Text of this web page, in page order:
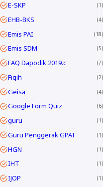
E-SKP 1
EHB-BKS 4
Emis PAI 18
Emis SDM 5
FAQ Dapodik 2019.c 7
Fiqih 2
Geisa 4
Google Form Quiz 6
guru 1
Guru Penggerak GPAI 1
HGN 1
IHT 1
IJOP 1